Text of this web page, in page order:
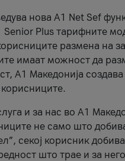
нова A1 Net Sef
Plus тарифните
размена на
имаат можност да
А1 Македонија
корисниците.
и за нас во А1
не само што
секој корисник
што трае и за